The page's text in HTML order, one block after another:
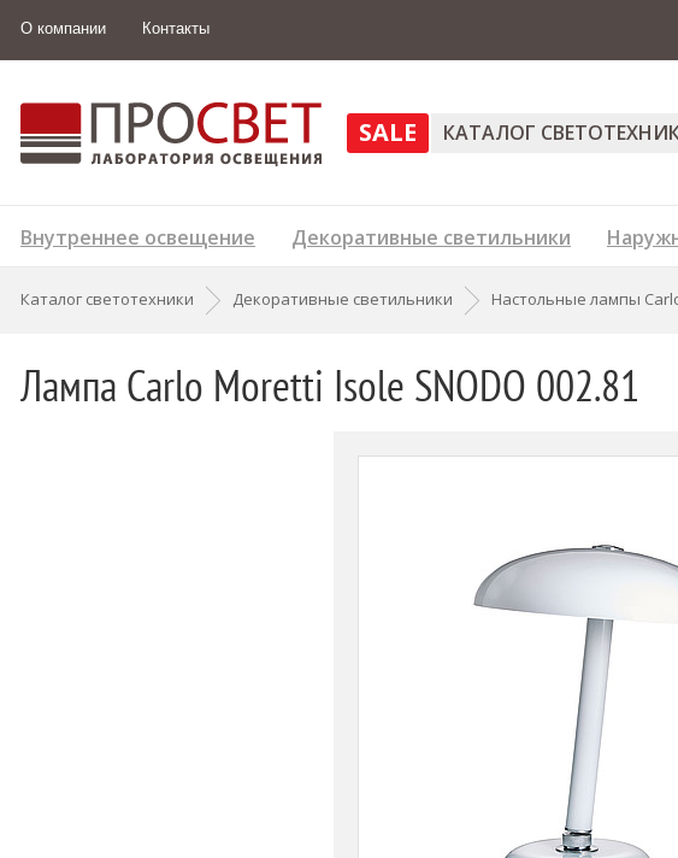
О компании Контакты
SALE КАТАЛОГ
Внутреннее освещение Декоративные светильники
Каталог светотехники Декоративные светильники Настольные лампы
Лампа Carlo Moretti Isole SNODO 002.81